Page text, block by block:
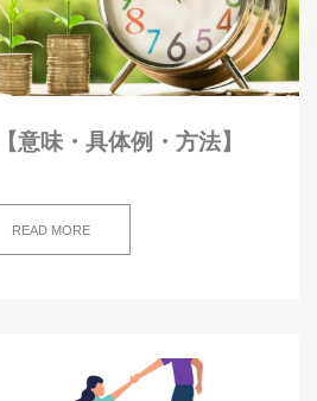
意味・具体例・方法】
READ MORE